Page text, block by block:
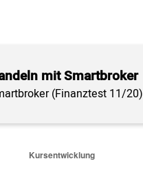
mit Smartbroker
(Finanztest 11/20)